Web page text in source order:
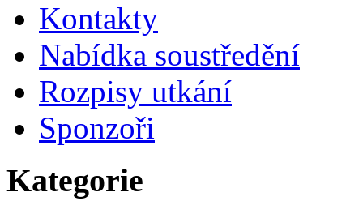
Kontakty
Nabídka soustředění
Rozpisy utkání
Sponzoři
Kategorie